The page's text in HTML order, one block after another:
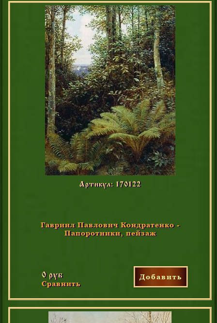
Артикул: 170122
Гавриил Павлович Кондратенко -
Папоротники, пейзаж
0 руб
Сравнить
Добавить